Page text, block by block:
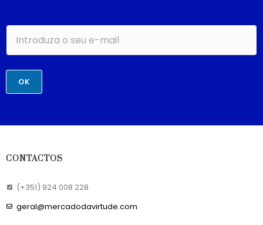
OK
CONTACTOS
(+351) 924 008 228
geral@mercadodavirtude.com